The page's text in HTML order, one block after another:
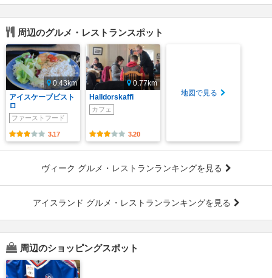
周辺のグルメ・レストランスポット
0.43km
アイスケーブビスト
ロ
ファーストフード
3.17
0.77km
Halldorskaffi
カフェ
3.20
地図で見る
ヴィーク グルメ・レストランランキングを見る
アイスランド グルメ・レストランランキングを見る
周辺のショッピングスポット